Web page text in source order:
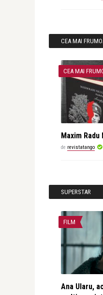
CEA MAI
CEA MAI
Maxim
de revistatango
SUPERSTAR
FILM
Ana Ularu,